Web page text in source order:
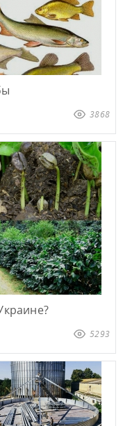
3868
5293